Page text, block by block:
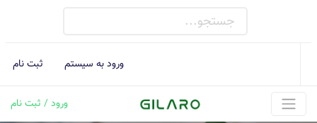
ورود به سیستم ثبت نام
ورود / ثبت نام